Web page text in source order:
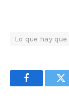
Lo que hay que
Facebook